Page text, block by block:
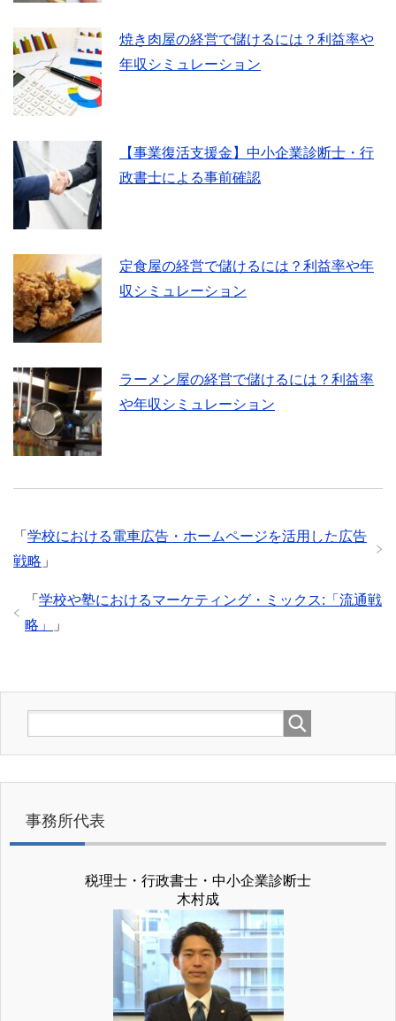
焼き肉屋の経営で儲けるには？利益率や
年収シミュレーション
【事業復活支援金】中小企業診断士・行
政書士による事前確認
定食屋の経営で儲けるには？利益率や年
収シミュレーション
ラーメン屋の経営で儲けるには？利益率
や年収シミュレーション
「 学校における電車広告・ホームページを活用した広告
戦略 」
「 学校や塾におけるマーケティング・ミックス:「流通戦
略」
」
事務所代表
税理士・行政書士・中小企業診断士
木村成